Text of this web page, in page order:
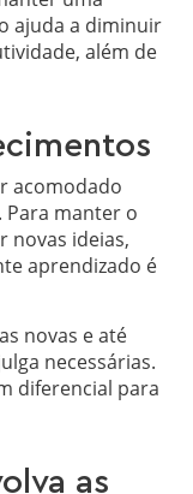
ajuda a diminuir
além de
acomodado
Para manter o
novas ideias,
aprendizado é
novas e até
necessárias.
diferencial para
as